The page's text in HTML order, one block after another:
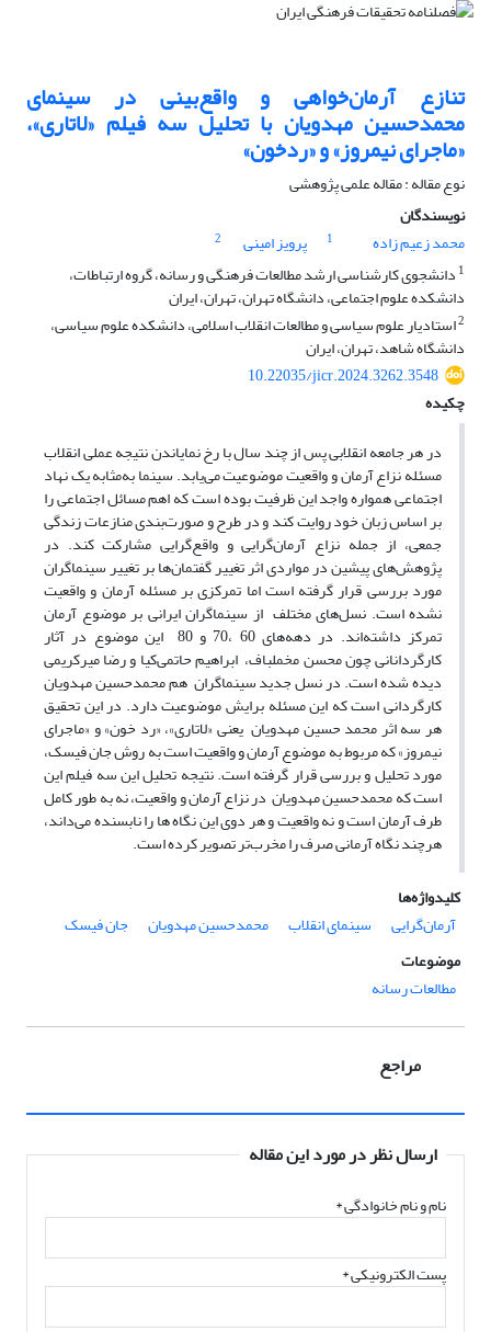
تنازع آرمان‌خواهی و واقع‌بینی در سینمای
محمدحسین مهدویان با تحلیل سه فیلم «لاتاری»،
«ماجرای نیمروز» و «ردخون»
نوع مقاله : مقاله علمی پژوهشی
نویسندگان
محمد زعیم زاده
1 پرویز امینی
2
1 دانشجوی کارشناسی ارشد مطالعات فرهنگی و رسانه، گروه ارتباطات،
دانشکده علوم اجتماعی، دانشگاه تهران، تهران، ایران
2استادیار علوم سیاسی و مطالعات انقلاب اسلامی، دانشکده علوم سیاسی،
دانشگاه شاهد، تهران، ایران
10.22035/jicr.2024.3262.3548
چکیده
در هر جامعه انقلابی پس از چند سال با رخ نمایاندن نتیجه‌ عملی انقلاب
مسئله نزاع آرمان و واقعیت موضوعیت می‌یابد. سینما به‌مثابه یک نهاد
اجتماعی همواره واجد این ظرفیت بوده است که اهم مسائل اجتماعی را
بر اساس زبان خود روایت کند و در طرح و صورت‌بندی منازعات زندگی
جمعی، از جمله نزاع آرمان‌گرایی و واقع‌گرایی مشارکت کند. در
پژوهش‌های پیشین در مواردی اثر تغییر گفتمان‌ها بر تغییر سینماگران
مورد بررسی قرار گرفته است اما تمرکزی بر مسئله آرمان و واقعیت
نشده است. نسل‌های مختلف از سینماگران ایرانی بر موضوع آرمان
تمرکز داشته‌اند. در دهه‌های 60 ،70 و 80 این موضوع در آثار
کارگردانانی چون محسن مخملباف، ابراهیم حاتمی‌کیا و رضا میرکریمی
دیده شده است. در نسل جدید سینماگران هم محمدحسین مهدویان
کارگردانی است که این مسئله برایش موضوعیت دارد. در این تحقیق
هر سه اثر محمد حسین مهدویان یعنی «لاتاری»، «رد خون» و «ماجرای
نیمروز» که مربوط به موضوع آرمان و واقعیت است به روش جان فیسک،
مورد تحلیل و بررسی قرار گرفته است. نتیجه‌ تحلیل این سه فیلم این
است که محمدحسین مهدویان در نزاع آرمان و واقعیت، نه به طور کامل
طرف آرمان است و نه واقعیت و هر دوی این نگاه ها را نابسنده می‌داند،
هرچند نگاه آرمانی صرف را مخرب‌تر تصویر کرده است.
کلیدواژه‌ها
آرمان‌گرایی
سینمای انقلاب محمدحسین مهدویان
جان فیسک
موضوعات
مطالعات رسانه
مراجع
ارسال نظر در مورد این مقاله
نام و نام خانوادگی*
پست الکترونیکی*